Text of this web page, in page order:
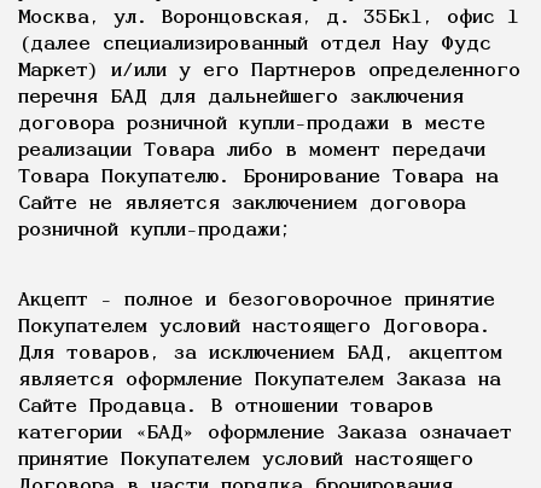
Москва, ул. Воронцовская, д. 35Бк1, офис 1
(далее специализированный отдел Нау Фудс
Маркет) и/или у его Партнеров определенного
перечня БАД для дальнейшего заключения
договора розничной купли-продажи в месте
реализации Товара либо в момент передачи
Товара Покупателю. Бронирование Товара на
Сайте не является заключением договора
розничной купли-продажи;
Акцепт - полное и безоговорочное принятие
Покупателем условий настоящего Договора.
Для товаров, за исключением БАД, акцептом
является оформление Покупателем Заказа на
Сайте Продавца. В отношении товаров
категории «БАД» оформление Заказа означает
принятие Покупателем условий настоящего